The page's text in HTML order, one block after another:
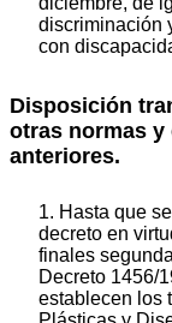
discriminación
con
Disposición
otras normas
anteriores.
1. Hasta que
decreto en
finales
Decreto 1456/
establecen los